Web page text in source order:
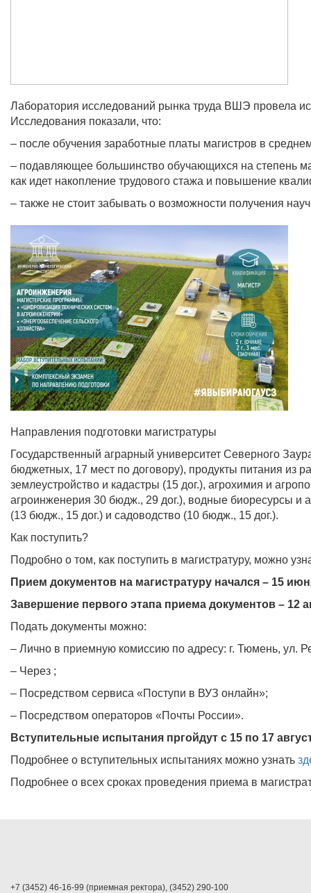
Лаборатория исследований рынка труда ВШЭ провела
Исследования показали, что:
– после обучения заработные платы магистров в
– подавляющее большинство обучающихся на степень
как идет накопление трудового стажа и повышение
– также не стоит забывать о возможности получения
Направления подготовки магистратуры
Государственный аграрный университет Северного
бюджетных, 17 мест по договору), продукты питания из
землеустройство и кадастры (15 дог.), агрохимия и
агроинженерия 30 бюдж., 29 дог.), водные биоресурсы и
(13 бюдж., 15 дог.) и садоводство (10 бюдж., 15 дог.).
Как поступить?
Подробно о том, как поступить в магистратуру, можно
Прием документов на магистратуру начался – 15
Завершение первого этапа приема документов – 12
Подать документы можно:
– Лично в приемную комиссию по адресу: г. Тюмень, ул.
– Через ;
– Посредством сервиса «Поступи в ВУЗ онлайн»;
– Посредством операторов «Почты России».
Вступительные испытания пргойдут с 15 по 17
Подробнее о вступительных испытаниях можно узнать
Подробнее о всех сроках проведения приема в
+7 (3452) 46-16-99 (приемная ректора), (3452) 290-100